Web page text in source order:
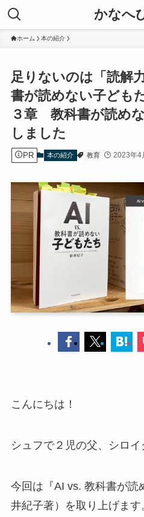
かなへ
ホーム 本の紹介
足りないのは「読解
書が読めない子ども
３章 教科書が読め
しました
PR 本の紹介 教育 2023年4
こんにちは！
シュフで２児の父、シロイ
今回は『AI vs. 教科書が読
井紀子著）を取り上げます